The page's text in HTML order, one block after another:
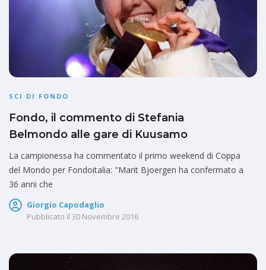
SCI DI FONDO
Fondo, il commento di Stefania
Belmondo alle gare di Kuusamo
La campionessa ha commentato il primo weekend di Coppa
del Mondo per Fondoitalia: "Marit Bjoergen ha confermato a
36 anni che
Giorgio Capodaglio
Pubblicato il 30 Novembre 2016